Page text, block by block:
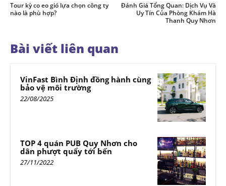
Tour kỳ co eo gió lựa chọn công ty
nào là phù hợp?
Đánh Giá Tổng Quan: Dịch Vụ Và
Uy Tín Của Phòng Khám Hà
Thanh Quy Nhơn
Bài viết liên quan
VinFast Bình Định đồng hành cùng
bảo vệ môi trường
22/08/2025
TOP 4 quán PUB Quy Nhơn cho
dân phượt quẩy tới bến
27/11/2022